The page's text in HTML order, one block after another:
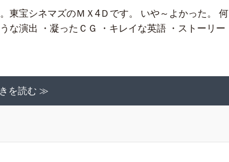
東宝シネマズのＭＸ4Ｄです。 いや～よかった。 何
な演出 ・凝ったＣＧ ・キレイな英語 ・ストーリー
を読む ≫